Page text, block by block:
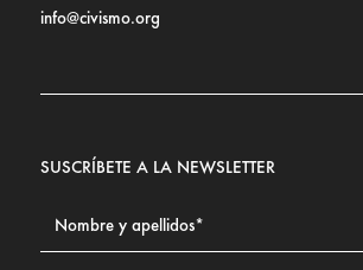
info@civismo.org
SUSCRÍBETE A LA NEWSLETTER